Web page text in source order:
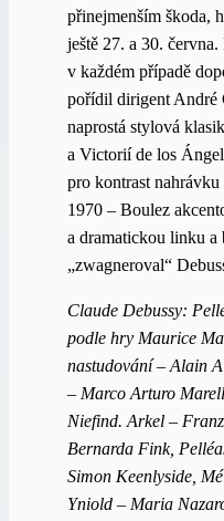
přinejmenším škoda,
ještě 27. a 30.
v každém případě
pořídil dirigent André
naprostá stylová
a Victorií de los
pro kontrast
1970 – Boulez
a dramatickou linku
„zwagneroval“
Claude Debussy:
podle hry Maurice
nastudování – Alain
– Marco Arturo
Niefind. Arkel –
Bernarda Fink,
Simon Keenlyside,
Yniold – Maria